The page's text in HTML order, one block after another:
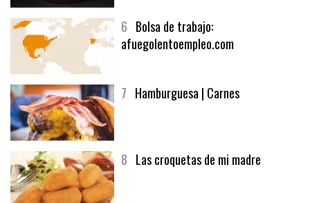
6 Bolsa de trabajo:
afuegolentoempleo.com
7 Hamburguesa | Carnes
8 Las croquetas de mi madre